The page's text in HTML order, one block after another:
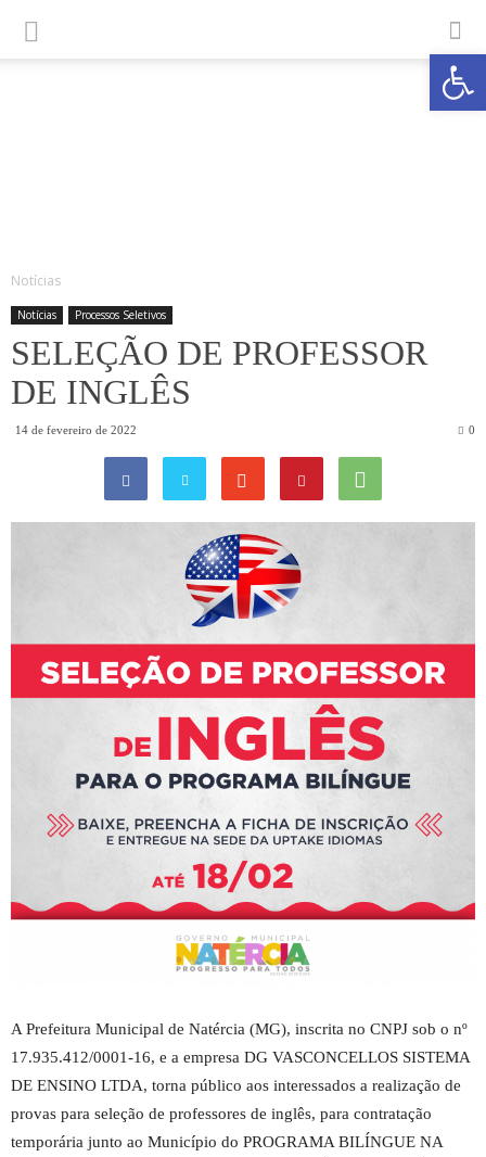
Abrir a
Notícias
Notícias Processos Seletivos
SELEÇÃO DE PROFESSOR
DE INGLÊS
14 de fevereiro de 2022 0
A Prefeitura Municipal de Natércia (MG), inscrita no CNPJ sob o nº
17.935.412/0001-16, e a empresa DG VASCONCELLOS SISTEMA
DE ENSINO LTDA, torna público aos interessados a realização de
provas para seleção de professores de inglês, para contratação
temporária junto ao Município do PROGRAMA BILÍNGUE NA